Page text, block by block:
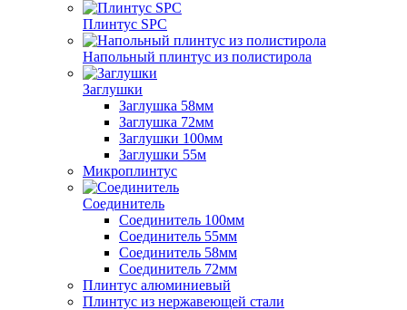
Плинтус SPC
Напольный плинтус из полистирола
Заглушки
Заглушка 58мм
Заглушка 72мм
Заглушки 100мм
Заглушки 55м
Микроплинтус
Соединитель
Соединитель 100мм
Соединитель 55мм
Соединитель 58мм
Соединитель 72мм
Плинтус алюминиевый
Плинтус из нержавеющей стали